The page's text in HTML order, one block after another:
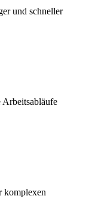
und schneller
komplexen